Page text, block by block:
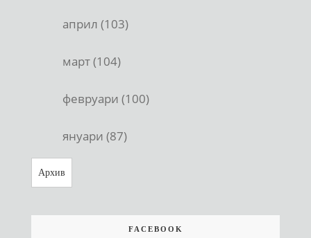
април (103)
март (104)
февруари (100)
януари (87)
Архив
FACEBOOK